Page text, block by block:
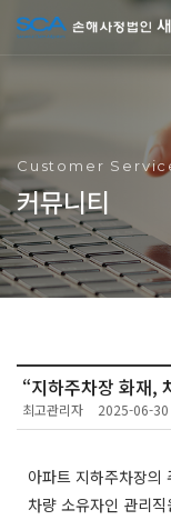
Customer
커뮤니티
“지하주차장 화재,
최고관리자 2025-06-30
아파트 지하주차장의
차량 소유자인 관리